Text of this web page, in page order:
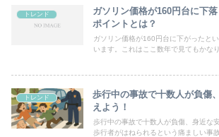
トレンド
ガソリン価格が160円台に下
ポイントとは？
ガソリン価格が160円台に下がったと
います。これはここ数年で見てもかなり
トレンド
歩行中の事故で十数人が負傷
えよう！
歩行中の事故で十数人が負傷、身近な
歩行者がはねられるという痛ましい事故